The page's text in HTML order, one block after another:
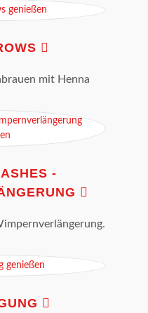
mit Henna
-